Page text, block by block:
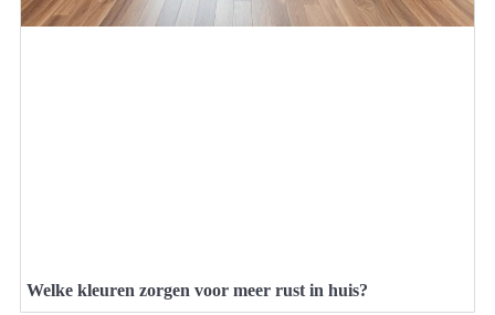
Welke kleuren zorgen voor meer rust in huis?